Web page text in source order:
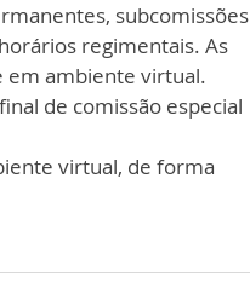
subcomissões
regimentais. As
em ambiente virtual.
de comissão especial
virtual, de forma